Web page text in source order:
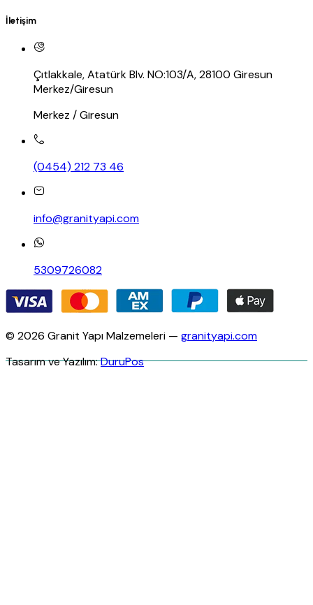
İletişim
Çıtlakkale, Atatürk Blv. NO:103/A, 28100 Giresun
Merkez/Giresun
Merkez / Giresun
(0454) 212 73 46
info@granityapi.com
5309726082
© 2026 Granit Yapı Malzemeleri — granityapi.com
Tasarım ve Yazılım:DuruPos